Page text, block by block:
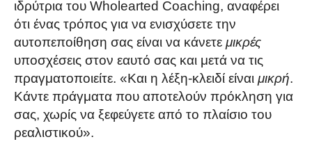
ιδρύτρια του Wholearted Coaching, αναφέρει
ότι ένας τρόπος για να ενισχύσετε την
αυτοπεποίθηση σας είναι να κάνετε μικρές
υποσχέσεις στον εαυτό σας και μετά να τις
πραγματοποιείτε. «Και η λέξη-κλειδί είναι μικρή.
Κάντε πράγματα που αποτελούν πρόκληση για
σας, χωρίς να ξεφεύγετε από το πλαίσιο του
ρεαλιστικού».